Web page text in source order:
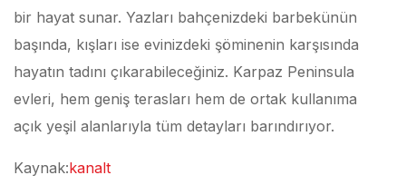
bir hayat sunar. Yazları bahçenizdeki barbekünün
başında, kışları ise evinizdeki şöminenin karşısında
hayatın tadını çıkarabileceğiniz. Karpaz Peninsula
evleri, hem geniş terasları hem de ortak kullanıma
açık yeşil alanlarıyla tüm detayları barındırıyor.
Kaynak:kanalt